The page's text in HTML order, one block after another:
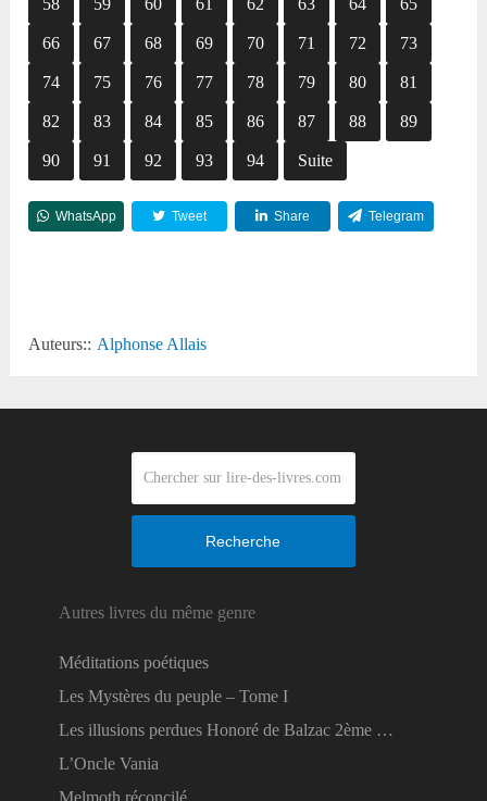
58 59 60 61 62 63 64 65
66 67 68 69 70 71 72 73
74 75 76 77 78 79 80 81
82 83 84 85 86 87 88 89
90 91 92 93 94 Suite
WhatsApp Tweet Share Telegram
Auteurs:: Alphonse Allais
Recherche
Autres livres du même genre
Méditations poétiques
Les Mystères du peuple – Tome I
Les illusions perdues Honoré de Balzac 2ème …
L’Oncle Vania
Melmoth réconcilé